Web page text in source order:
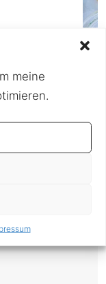
meine